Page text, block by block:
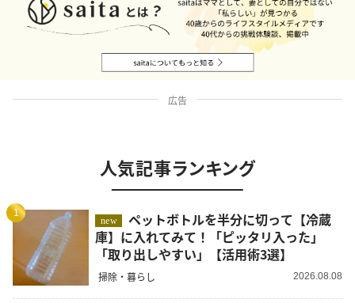
広告
人気記事ランキング
1
new
ペットボトルを半分に切って【冷蔵
庫】に入れてみて！「ピッタリ入った」
「取り出しやすい」【活用術3選】
掃除・暮らし 2026.08.08